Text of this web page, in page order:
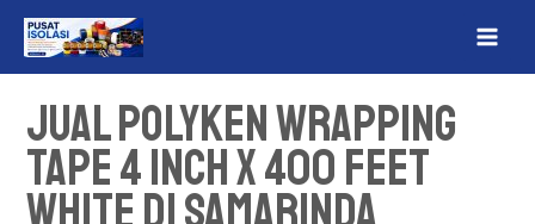
Jual Polyken Wrapping
Tape 4 Inch x 400 Feet